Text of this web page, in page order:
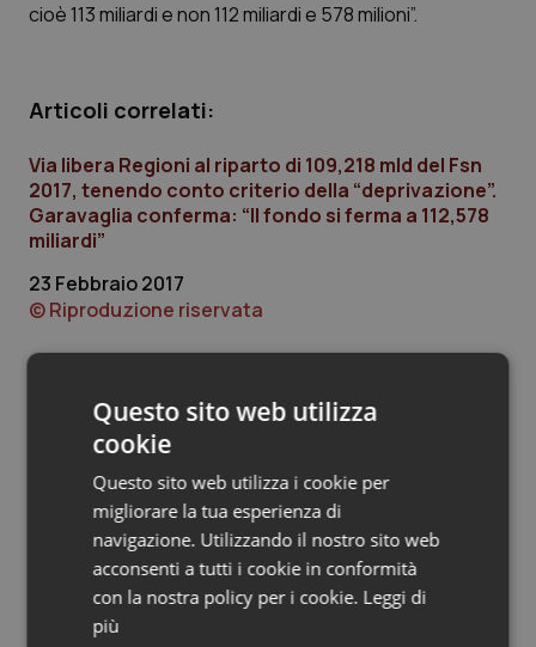
Marche
Piemonte
Provincia Autonoma di Bolzano
Provincia Autonoma di Trento
Sardegna
Toscana
Umbria
Donna & Salute
HIV
Infezioni & Febbre
Ipertensione & Scompenso
Malattia di Crohn & Rettocolite Ulcerosa
Obesità
Oftalmologia
cioè 113 miliardi e non 112 miliardi e 578 milioni”.
Articoli correlati:
Via libera Regioni al riparto di 109,218 mld del Fsn
2017, tenendo conto criterio della “deprivazione”.
Garavaglia conferma: “Il fondo si ferma a 112,578
miliardi”
23 Febbraio 2017
© Riproduzione riservata
Ultime analisi e review da QS Pro
Gold
Cloud sanitario: infrastrutture,
compliance, GDPR e Risk management
Questo sito web utilizza
cookie
Questo sito web utilizza i cookie per
migliorare la tua esperienza di
navigazione. Utilizzando il nostro sito web
acconsenti a tutti i cookie in conformità
con la nostra policy per i cookie. Leggi di
più